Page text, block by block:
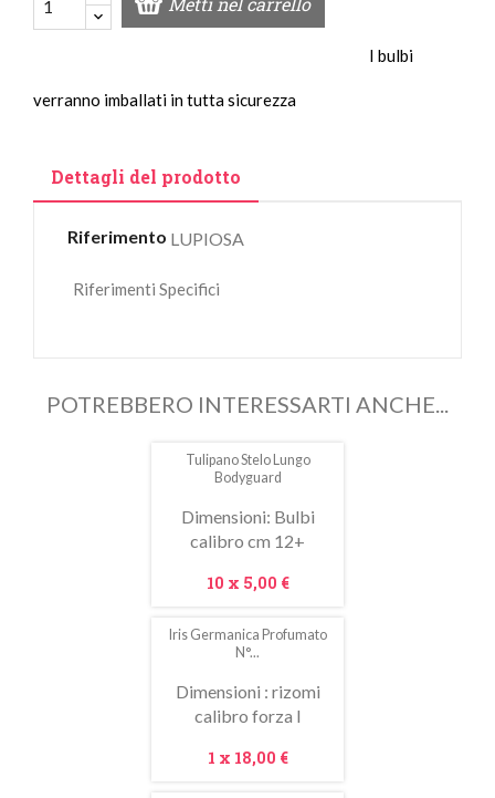
I bulbi
verranno imballati in tutta sicurezza
Dettagli del prodotto
Riferimento LUPIOSA
Riferimenti Specifici
POTREBBERO INTERESSARTI ANCHE...
Tulipano Stelo Lungo
Bodyguard
Dimensioni: Bulbi
calibro cm 12+
Prezzo
10 x 5,00 €
Iris Germanica Profumato
N°...
Dimensioni : rizomi
calibro forza I
Prezzo
1 x 18,00 €